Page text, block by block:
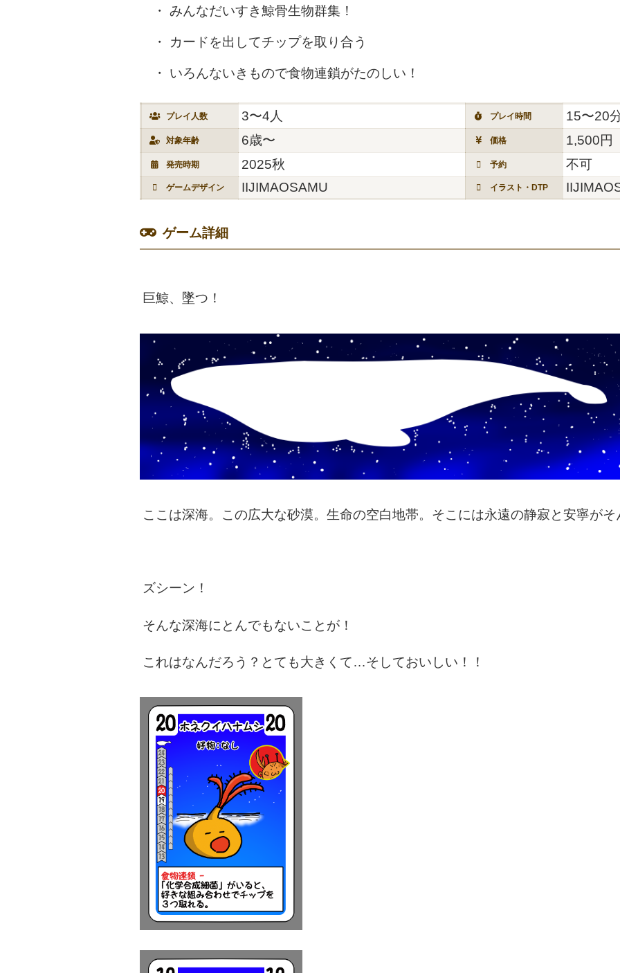
みんなだいすき鯨骨生物群集！
カードを出してチップを取り合う
いろんないきもので食物連鎖がたのしい！
プレイ人数 3〜4人 プレイ時間 15〜20
対象年齢 6歳〜 価格 1,500円
発売時期 2025秋 予約 不可
ゲームデザイン IIJIMAOSAMU イラスト・DTP
ゲーム詳細
巨鯨、墜つ！
ここは深海。この広大な砂漠。生命の空白地帯。そこには永遠の静寂と安寧が
ズシーン！
そんな深海にとんでもないことが！
これはなんだろう？とても大きくて…そしておいしい！！